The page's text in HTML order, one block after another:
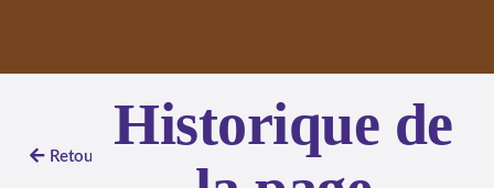
Retour
Historique de